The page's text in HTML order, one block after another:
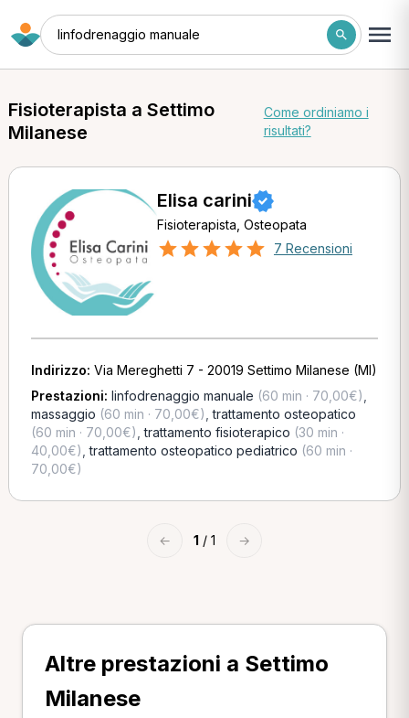
linfodrenaggio manuale
Fisioterapista a Settimo
Milanese
Come ordiniamo i
risultati?
Elisa carini
Fisioterapista, Osteopata
7 Recensioni
Indirizzo: Via Mereghetti 7 - 20019 Settimo Milanese (MI)
Prestazioni: linfodrenaggio manuale (60 min · 70,00€)
massaggio (60 min · 70,00€) ,trattamento osteopatico
(60 min · 70,00€) ,trattamento fisioterapico (30 min ·
40,00€) ,trattamento osteopatico pediatrico (60 min ·
70,00€)
← 1 / 1 →
Altre prestazioni a Settimo
Milanese